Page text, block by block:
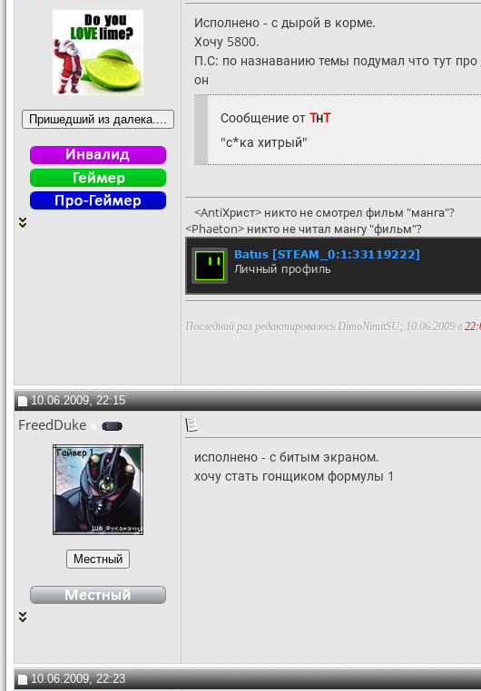
Исполнено - с дырой в корме.
Хочу 5800.
П.С: по назнаванию темы подумал что тут
он
Сообщение от ТнТ
"с*ка хитрый"
<AntiХрист> никто не смотрел фильм "манга"?
<Phaeton> никто не читал мангу "фильм"?
Последний раз редактировалось DimoNimitSU; 10.06.2009 в
10.06.2009, 22:15
FreedDuke
исполнено - с битым экраном.
хочу стать гонщиком формулы 1
10.06.2009, 22:23